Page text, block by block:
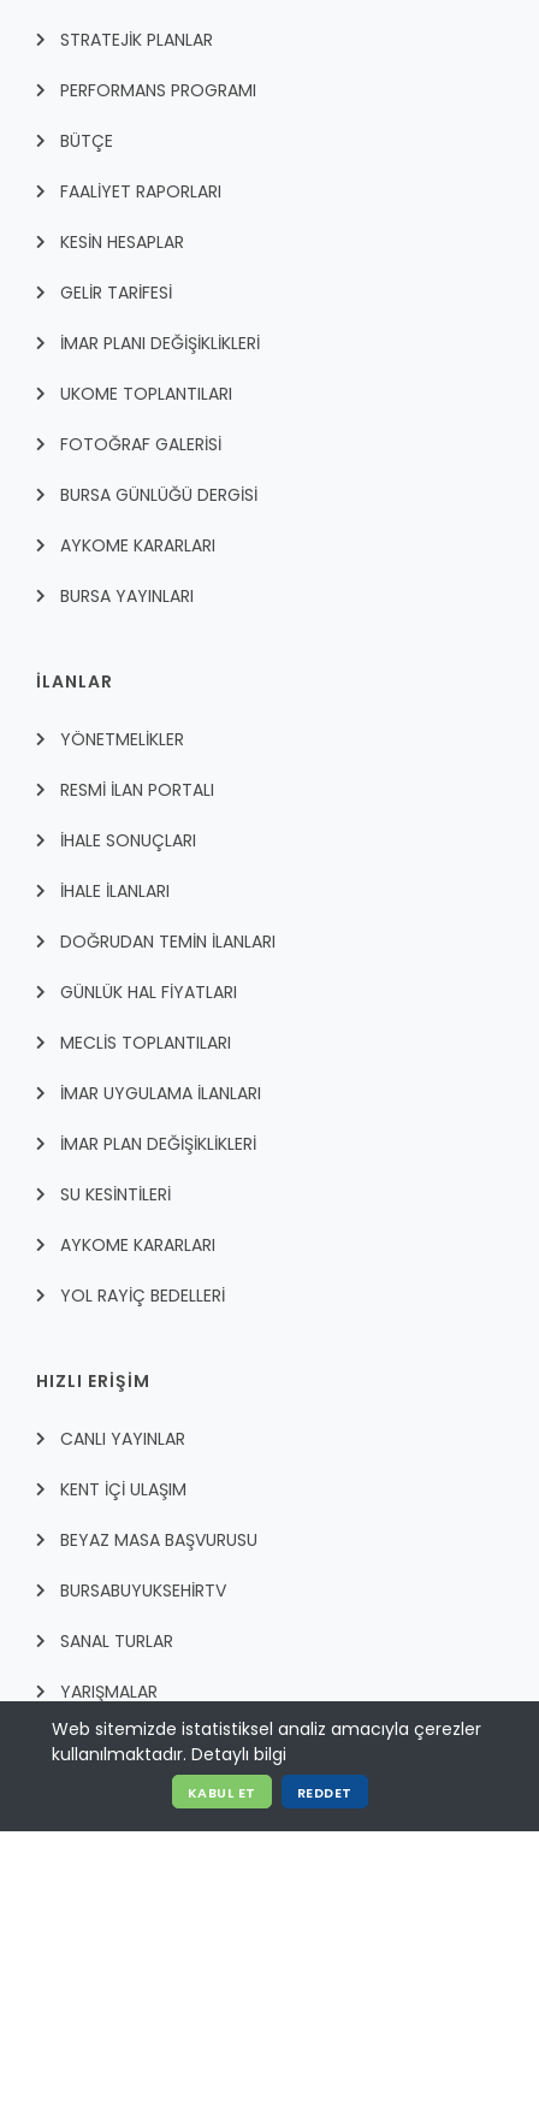
Web sitemizde istatistiksel analiz amacıyla çerezler
kullanılmaktadır. Detaylı bilgi
KABUL ET REDDET
STRATEJİK PLANLAR
PERFORMANS PROGRAMI
BÜTÇE
FAALİYET RAPORLARI
KESİN HESAPLAR
GELİR TARİFESİ
İMAR PLANI DEĞİŞİKLİKLERİ
UKOME TOPLANTILARI
FOTOĞRAF GALERİSİ
BURSA GÜNLÜĞÜ DERGİSİ
AYKOME KARARLARI
BURSA YAYINLARI
İLANLAR
YÖNETMELİKLER
RESMİ İLAN PORTALI
İHALE SONUÇLARI
İHALE İLANLARI
DOĞRUDAN TEMİN İLANLARI
GÜNLÜK HAL FİYATLARI
MECLİS TOPLANTILARI
İMAR UYGULAMA İLANLARI
İMAR PLAN DEĞİŞİKLİKLERİ
SU KESİNTİLERİ
AYKOME KARARLARI
YOL RAYİÇ BEDELLERİ
HIZLI ERİŞİM
CANLI YAYINLAR
KENT İÇI ULAŞIM
BEYAZ MASA BAŞVURUSU
BURSABUYUKSEHIRTV
SANAL TURLAR
YARIŞMALAR
E-ÖDEME
BURSA HAYVANAT BAHÇESİ